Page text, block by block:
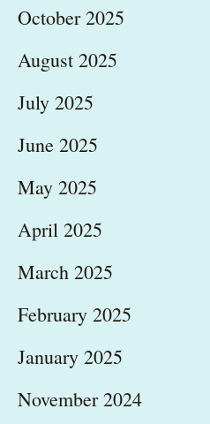
October 2025
August 2025
July 2025
June 2025
May 2025
April 2025
March 2025
February 2025
January 2025
November 2024